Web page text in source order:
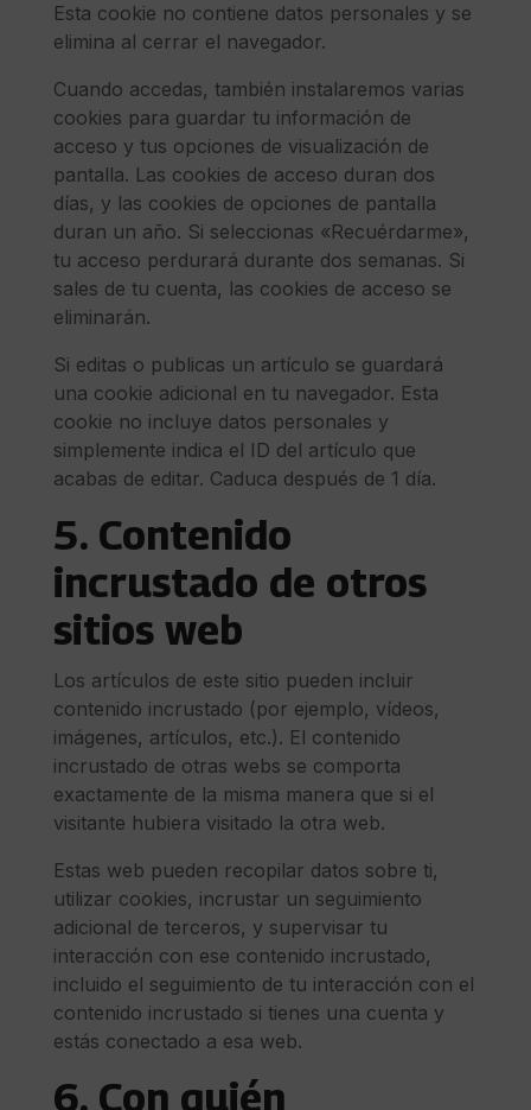
Esta cookie no contiene datos personales y se
elimina al cerrar el navegador.
Cuando accedas, también instalaremos varias
cookies para guardar tu información de
acceso y tus opciones de visualización de
pantalla. Las cookies de acceso duran dos
días, y las cookies de opciones de pantalla
duran un año. Si seleccionas «Recuérdarme»,
tu acceso perdurará durante dos semanas. Si
sales de tu cuenta, las cookies de acceso se
eliminarán.
Si editas o publicas un artículo se guardará
una cookie adicional en tu navegador. Esta
cookie no incluye datos personales y
simplemente indica el ID del artículo que
acabas de editar. Caduca después de 1 día.
5. Contenido
incrustado de otros
sitios web
Los artículos de este sitio pueden incluir
contenido incrustado (por ejemplo, vídeos,
imágenes, artículos, etc.). El contenido
incrustado de otras webs se comporta
exactamente de la misma manera que si el
visitante hubiera visitado la otra web.
Estas web pueden recopilar datos sobre ti,
utilizar cookies, incrustar un seguimiento
adicional de terceros, y supervisar tu
interacción con ese contenido incrustado,
incluido el seguimiento de tu interacción con el
contenido incrustado si tienes una cuenta y
estás conectado a esa web.
6. Con quién